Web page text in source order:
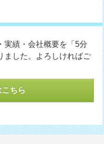
実績・会社概要を「5分
ました。よろしければご
ちら